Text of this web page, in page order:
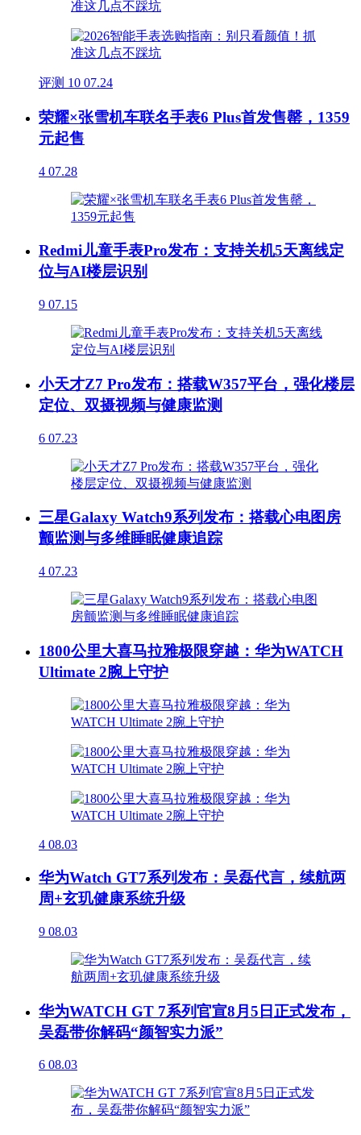
评测 10 07.24
荣耀×张雪机车联名手表6 Plus首发售罄，1359
元起售
4 07.28
Redmi儿童手表Pro发布：支持关机5天离线定
位与AI楼层识别
9 07.15
小天才Z7 Pro发布：搭载W357平台，强化楼层
定位、双摄视频与健康监测
6 07.23
三星Galaxy Watch9系列发布：搭载心电图房
颤监测与多维睡眠健康追踪
4 07.23
1800公里大喜马拉雅极限穿越：华为WATCH
Ultimate 2腕上守护
4 08.03
华为Watch GT7系列发布：吴磊代言，续航两
周+玄玑健康系统升级
9 08.03
华为WATCH GT 7系列官宣8月5日正式发布，
吴磊带你解码“颜智实力派”
6 08.03